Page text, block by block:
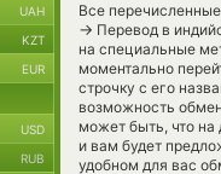
Все
→ Перевод в
на специальные
моментально
строчку с его
возможность
может быть, что
и вам будет
удобном для вас
UAH
KZT
EUR
USD
RUB